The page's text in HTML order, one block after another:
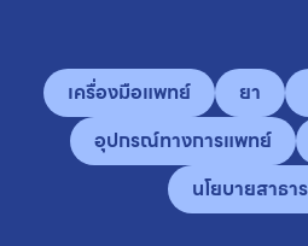
เครื่องมือแพทย์ ยา
อุปกรณ์ทางการแพทย์
นโยบายสาธ